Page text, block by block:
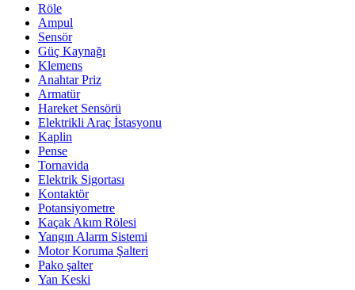
Röle
Ampul
Sensör
Güç Kaynağı
Klemens
Anahtar Priz
Armatür
Hareket Sensörü
Elektrikli Araç İstasyonu
Kaplin
Pense
Tornavida
Elektrik Sigortası
Kontaktör
Potansiyometre
Kaçak Akım Rölesi
Yangın Alarm Sistemi
Motor Koruma Şalteri
Pako şalter
Yan Keski